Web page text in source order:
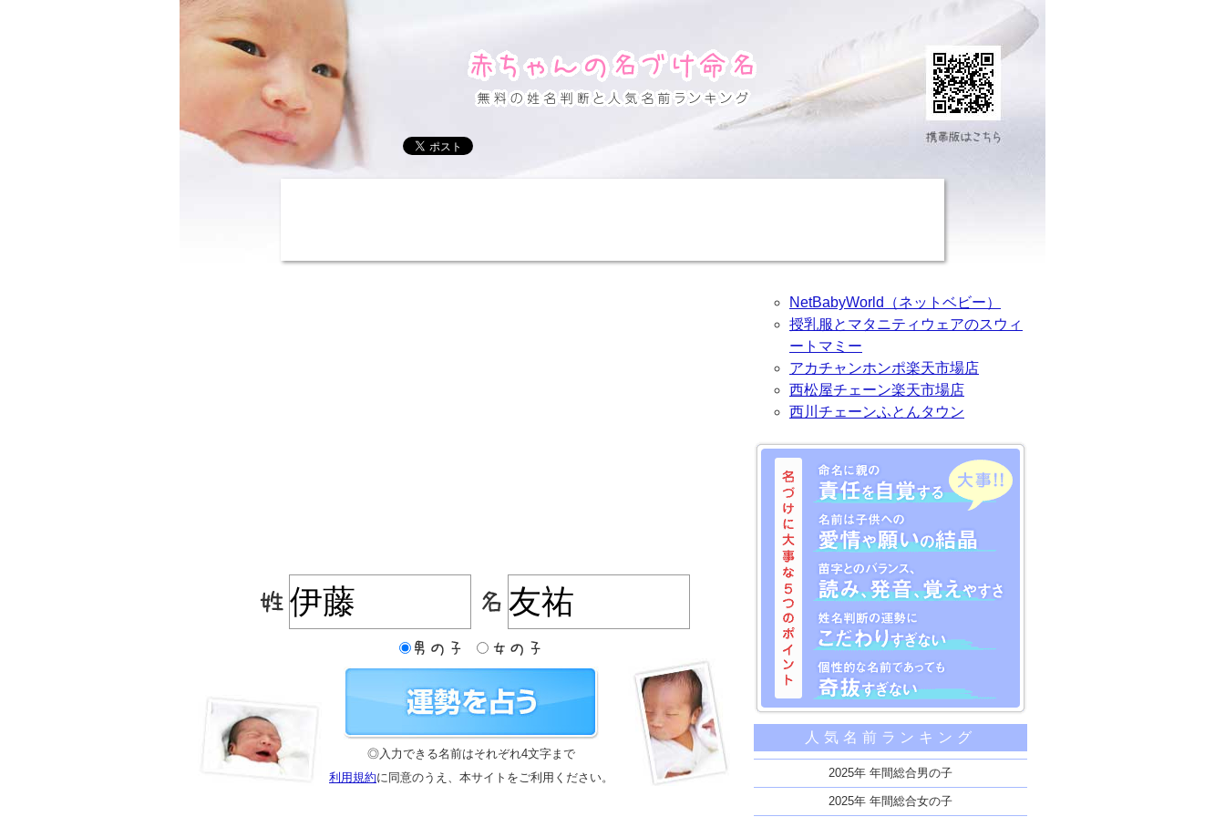
◎入力できる名前はそれぞれ4文字まで
利用規約に同意のうえ、本サイトをご利用ください。
NetBabyWorld（ネットベビー）
授乳服とマタニティウェアのスウィ
ートマミー
アカチャンホンポ楽天市場店
西松屋チェーン楽天市場店
西川チェーンふとんタウン
名づけに大事な5つのポイント
命名に親の責任を自覚する
名前は子供への愛情や願いの結晶
苗字とのバランス、読み、発音、覚えやすさ
姓名判断の運勢にこだわりすぎない
人気名前ランキング
2025年 年間総合男の子
2025年 年間総合女の子